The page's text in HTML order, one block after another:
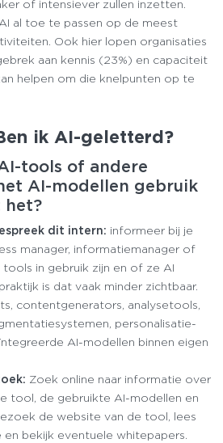
of intensiever zullen inzetten.
al toe te passen op de meest
Ook hier lopen organisaties
aan kennis (23%) en capaciteit
helpen om die knelpunten op te
ik AI-geletterd?
tools of andere
AI-modellen gebruik
het?
dit intern: informeer bij je
manager, informatiemanager of
in gebruik zijn en of ze AI
is dat vaak minder zichtbaar.
contentgenerators, analysetools,
personalisatie-
AI-modellen binnen eigen
Zoek online naar informatie over
tool, de gebruikte AI-modellen en
de website van de tool, lees
bekijk eventuele whitepapers.